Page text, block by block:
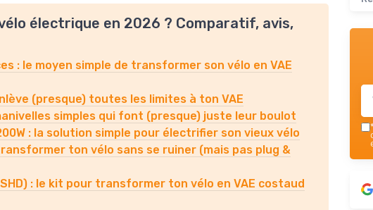
électrique en 2026 ? Comparatif, avis,
: le moyen simple de transformer son vélo en VAE
(presque) toutes les limites à ton VAE
simples qui font (presque) juste leur boulot
: la solution simple pour électrifier son vieux vélo
transformer ton vélo sans se ruiner (mais pas plug &
: le kit pour transformer ton vélo en VAE costaud
*